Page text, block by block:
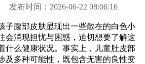
发布时间：2026-06-22 08:06:16
子腹部皮肤显现出一些散在的白色小
会涌现担忧与困惑，迫切想要了解这
什么健康状况。事实上，儿童肚皮部
及多种可能性，既包含无害的良性变